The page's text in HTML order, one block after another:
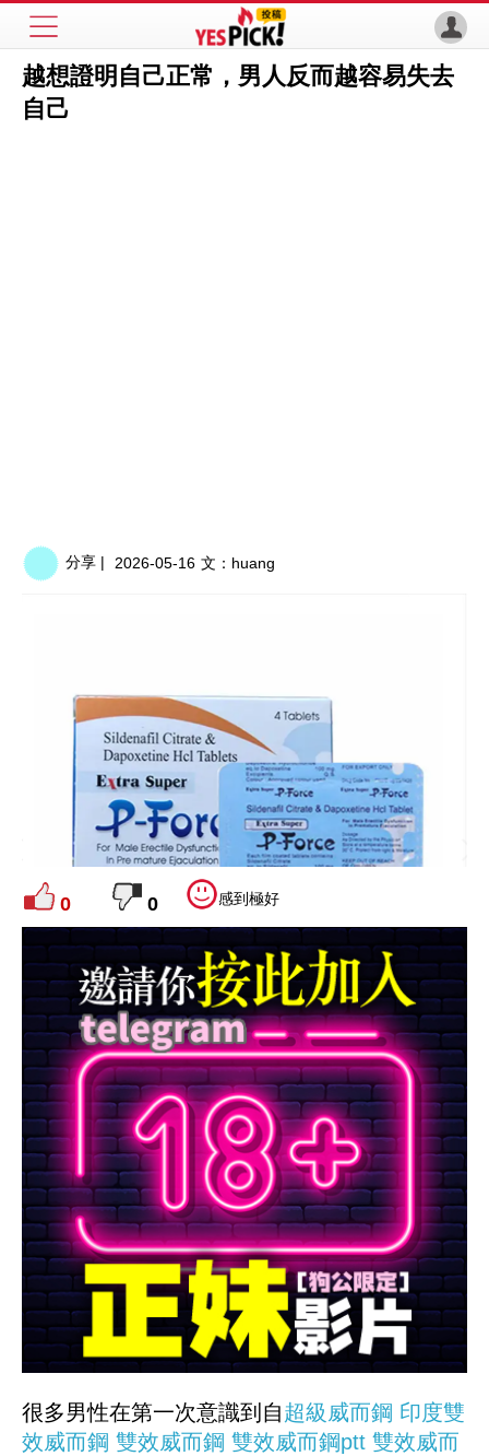
越想證明自己正常，男人反而越容易失去
自己
分享 | 2026-05-16 文： huang
0 0 感到極好
很多男性在第一次意識到自超級威而鋼 印度雙
效威而鋼 雙效威而鋼 雙效威而鋼ptt 雙效威而